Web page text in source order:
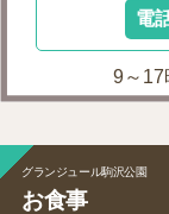
電
9～17
グランジュール駒沢公園
お食事